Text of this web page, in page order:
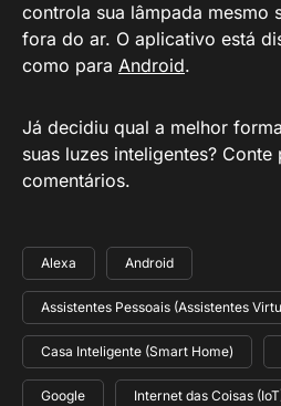
controla sua lâmpada mesmo
fora do ar. O aplicativo está
como para Android.
Já decidiu qual a melhor
suas luzes inteligentes? Conte
comentários.
Alexa Android
Assistentes Pessoais (Assistentes
Casa Inteligente (Smart Home)
Google Internet das Coisas